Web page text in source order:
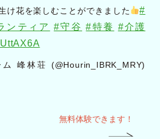
け花を楽しむことができました
#
ンティア #守谷 #特養 #介護
峰林荘 (@Hourin_IBRK_MRY)
無料体験できます！